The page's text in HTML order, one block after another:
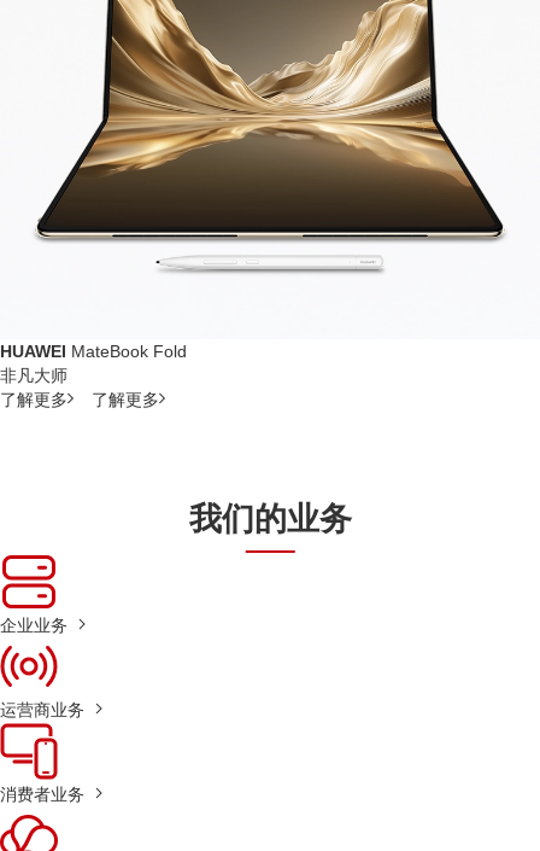
HUAWEI MateBook Fold
非凡大师
了解更多
了解更多
我们的业务
企业业务
运营商业务
消费者业务